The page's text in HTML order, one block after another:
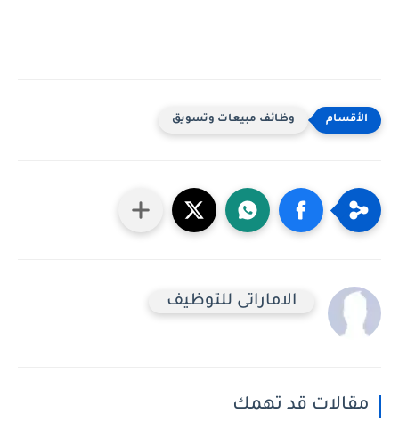
وظائف مبيعات وتسويق
الاماراتى للتوظيف
مقالات قد تهمك